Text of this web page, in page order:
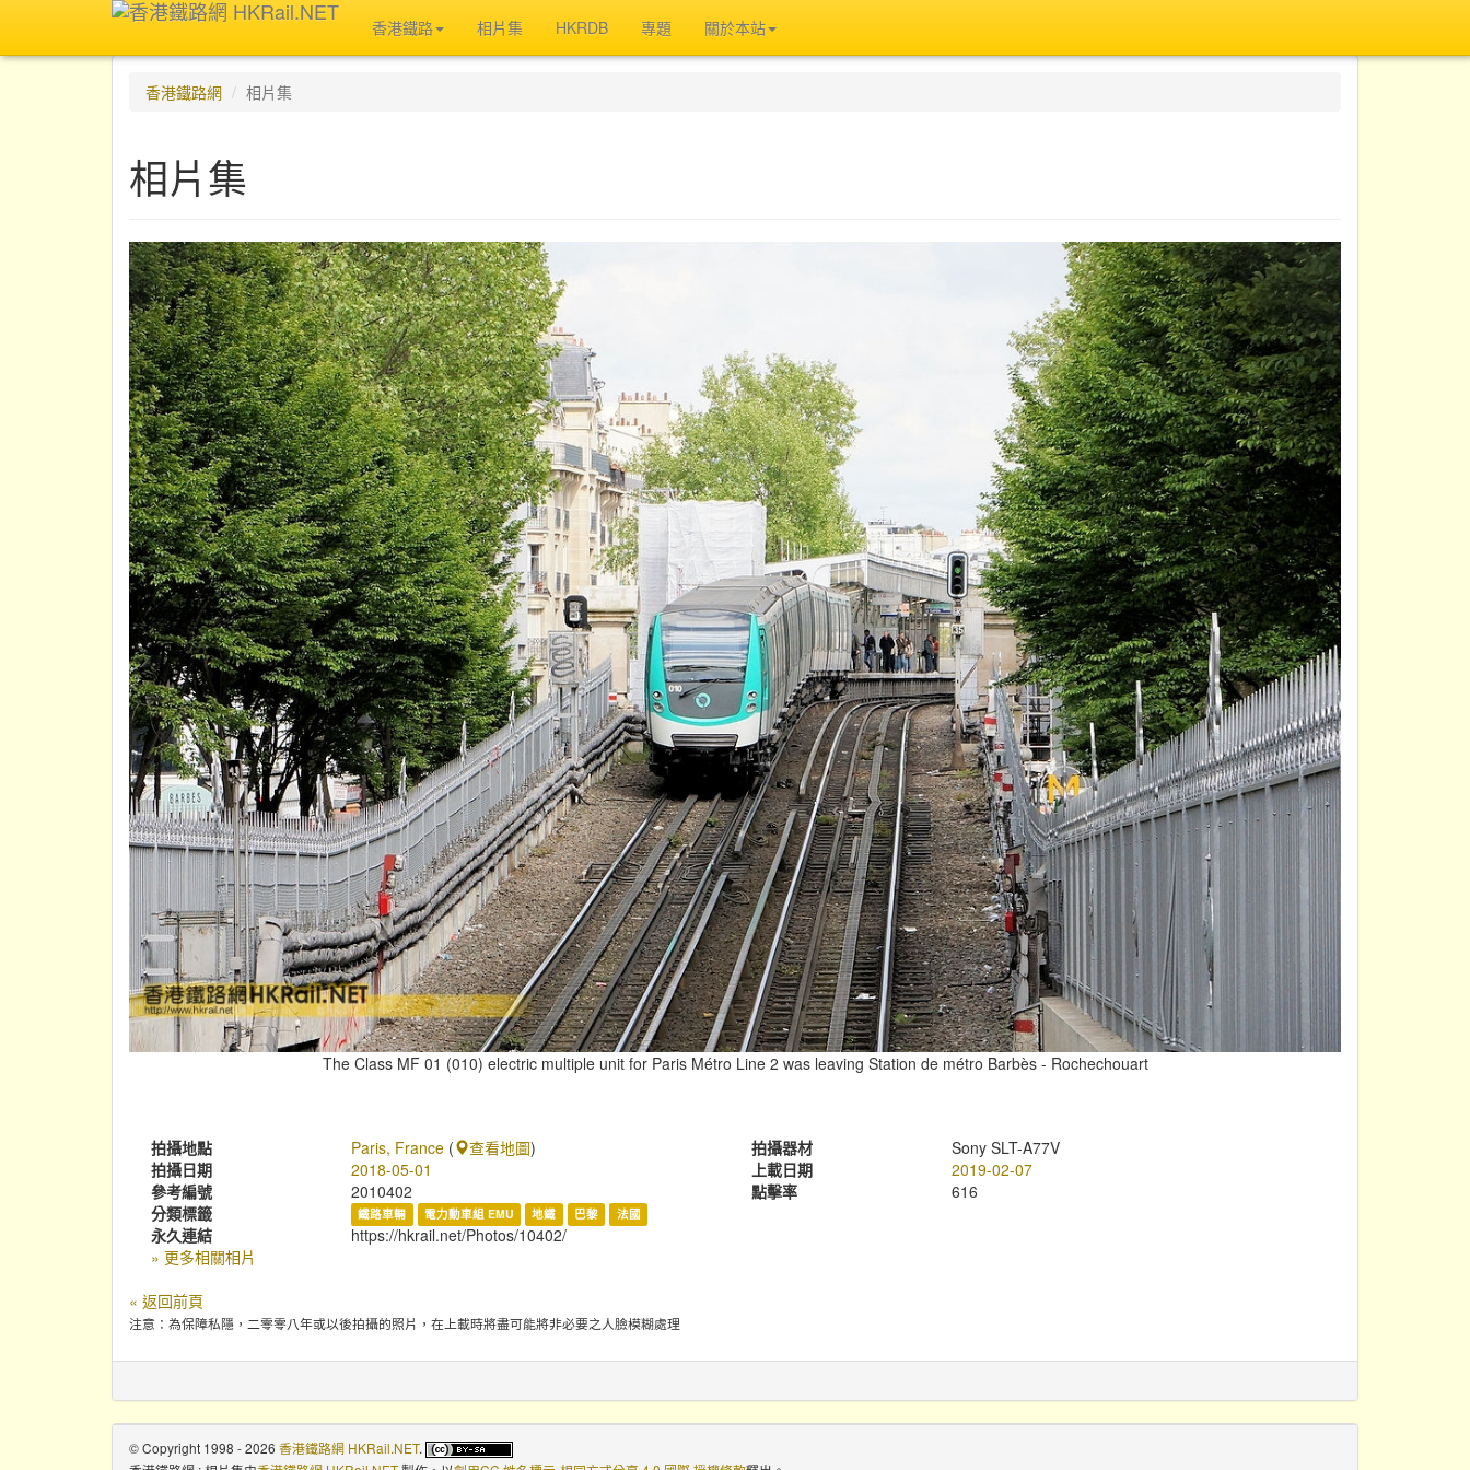
香港鐵路 相片集 HKRDB 專題 關於本站
香港鐵路網 相片集
相片集
The Class MF 01 (010) electric multiple unit for Paris Métro Line 2 was leaving Station de métro Barbès - Rochechouart
拍攝地點 Paris, France ( 查看地圖) 拍攝器材
Sony SLT-A77V
拍攝日期
2018-05-01 上載日期
2019-02-07
參考編號
2010402 點擊率
616
分類標籤
鐵路車輛 電力動車組 EMU 地鐵 巴黎 法國
永久連結
https://hkrail.net/Photos/10402/
» 更多相關相片
« 返回前頁
注意：為保障私隱，二零零八年或以後拍攝的照片，在上載時將盡可能將非必要之人臉模糊處理
© Copyright 1998 - 2026 香港鐵路網 HKRail.NET.